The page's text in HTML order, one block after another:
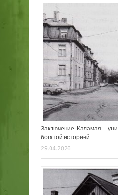
Заключение. Каламая —
богатой историей
29.04.2026